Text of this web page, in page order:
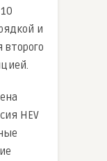
и
второго
HEV